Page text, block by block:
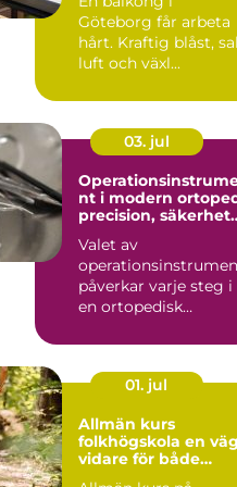
Göteborg får arbeta
hårt. Kraftig blåst,
luft och växl...
03. jul
nt i modern
precision, säkerhet
kvalitet
Valet av
påverkar varje steg i
en ortopedisk
hudsnitt ti...
01. jul
Allmän kurs
folkhögskola en väg
vidare för både